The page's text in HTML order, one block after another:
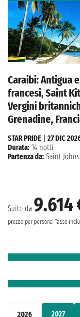
2026 2027
Caraibi: Antigua
francesi, Saint
Vergini
Grenadine,
Suite da 9.614
prezzo per persona Tasse
STAR PRIDE
27 DIC
Durata: 14 notti
Partenza da: Saint Johns